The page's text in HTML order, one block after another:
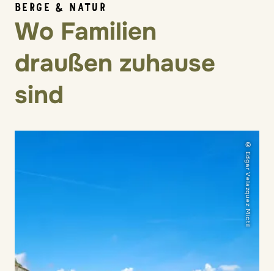
BERGE & NATUR
Wo Familien
draußen zuhause
sind
© Edgar Velazquez Mictil